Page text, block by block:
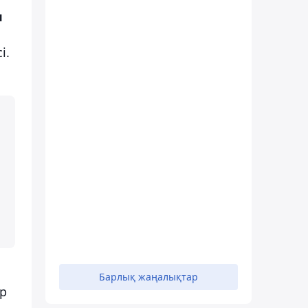
Барлық жаңалықтар